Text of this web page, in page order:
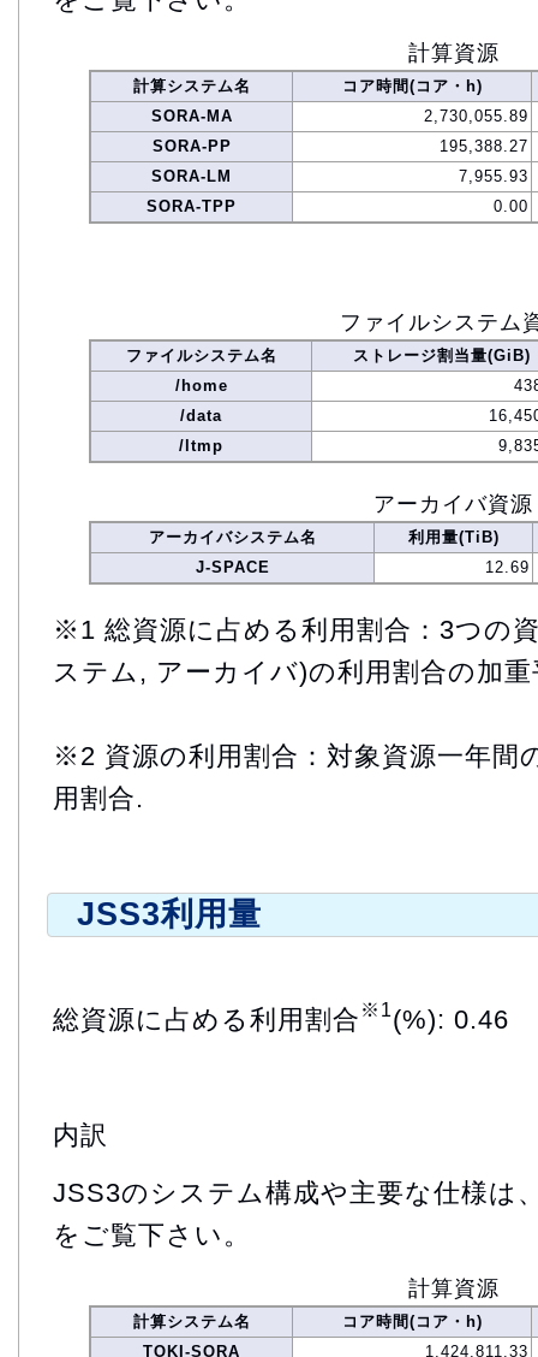
計算資源
計算システム名
コア時間(コア・h)
SORA-MA
2,730,055.89
SORA-PP
195,388.27
SORA-LM
7,955.93
SORA-TPP
0.00
ファイルシステム
ファイルシステム名
ストレージ割当量(GiB)
/home
/data
/ltmp
アーカイバ資源
アーカイバシステム名
利用量(TiB)
J-SPACE
12.69
※1 総資源に占める利用割合：3つの
ステム, アーカイバ)の利用割合の加重
※2 資源の利用割合：対象資源一年間
用割合.
JSS3利用量
総資源に占める利用割合 ※1(%): 0.46
内訳
JSS3のシステム構成や主要な仕様は
をご覧下さい。
計算資源
計算システム名
コア時間(コア・h)
TOKI-SORA
1,424,811.33